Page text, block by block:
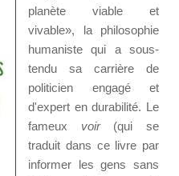
planète viable et
vivable», la philosophie
humaniste qui a sous-
tendu sa carrière de
politicien engagé et
d'expert en durabilité. Le
fameux voir(qui se
traduit dans ce livre par
informer les gens sans